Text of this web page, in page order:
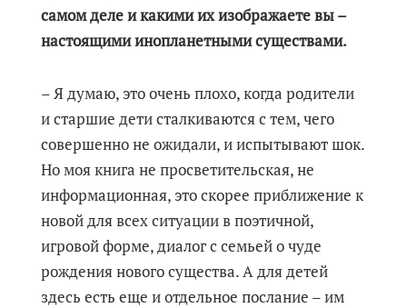
самом деле и какими их изображаете вы –
настоящими инопланетными существами.
– Я думаю, это очень плохо, когда родители
и старшие дети сталкиваются с тем, чего
совершенно не ожидали, и испытывают шок.
Но моя книга не просветительская, не
информационная, это скорее приближение к
новой для всех ситуации в поэтичной,
игровой форме, диалог с семьей о чуде
рождения нового существа. А для детей
здесь есть еще и отдельное послание – им